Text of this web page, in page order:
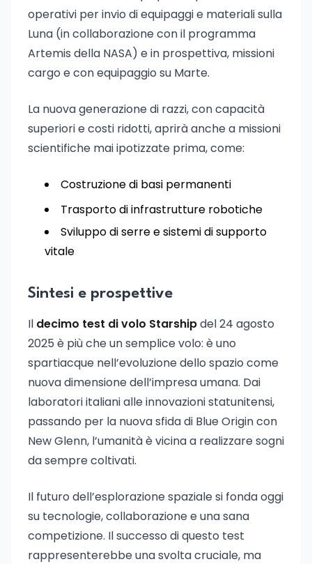
operativi per invio di equipaggi e materiali sulla
Luna (in collaborazione con il programma
Artemis della NASA) e in prospettiva, missioni
cargo e con equipaggio su Marte.
La nuova generazione di razzi, con capacità
superiori e costi ridotti, aprirà anche a missioni
scientifiche mai ipotizzate prima, come:
Costruzione di basi permanenti
Trasporto di infrastrutture robotiche
Sviluppo di serre e sistemi di supporto
vitale
Sintesi e prospettive
Il decimo test di volo Starshipdel 24 agosto
2025 è più che un semplice volo: è uno
spartiacque nell’evoluzione dello spazio come
nuova dimensione dell’impresa umana. Dai
laboratori italiani alle innovazioni statunitensi,
passando per la nuova sfida di Blue Origin con
New Glenn, l’umanità è vicina a realizzare sogni
da sempre coltivati.
Il futuro dell’esplorazione spaziale si fonda oggi
su tecnologie, collaborazione e una sana
competizione. Il successo di questo test
rappresenterebbe una svolta cruciale, ma